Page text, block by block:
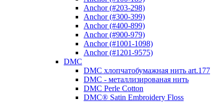
Anchor (#203-298)
Anchor (#300-399)
Anchor (#400-899)
Anchor (#900-979)
Anchor (#1001-1098)
Anchor (#1201-9575)
DMC
DMC хлопчатобумажная нить art.177
DMC - металлизированая нить
DMC Perle Cotton
DMC® Satin Embroidery Floss